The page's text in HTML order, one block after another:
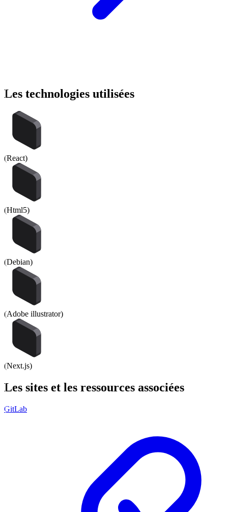
Les technologies utilisées
(React)
(Html5)
(Debian)
(Adobe illustrator)
(Next.js)
Les sites et les ressources associées
GitLab